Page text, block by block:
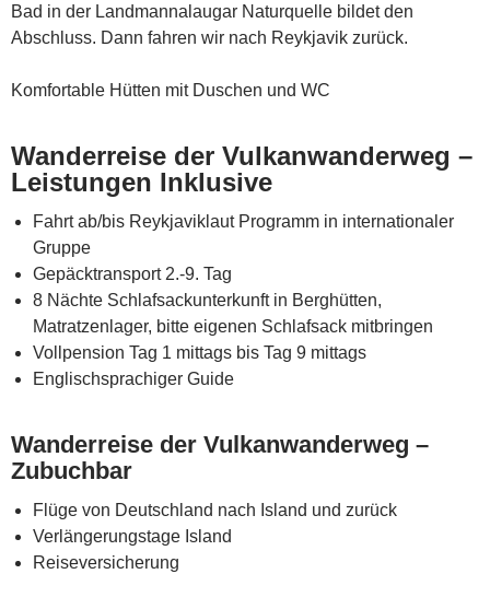
Bad in der Landmannalaugar Naturquelle bildet den
Abschluss. Dann fahren wir nach Reykjavik zurück.
Komfortable Hütten mit Duschen und WC
Wanderreise der Vulkanwanderweg –
Leistungen Inklusive
Fahrt ab/bis Reykjaviklaut Programm in internationaler
Gruppe
Gepäcktransport 2.-9. Tag
8 Nächte Schlafsackunterkunft in Berghütten,
Matratzenlager, bitte eigenen Schlafsack mitbringen
Vollpension Tag 1 mittags bis Tag 9 mittags
Englischsprachiger Guide
Wanderreise der Vulkanwanderweg –
Zubuchbar
Flüge von Deutschland nach Island und zurück
Verlängerungstage Island
Reiseversicherung